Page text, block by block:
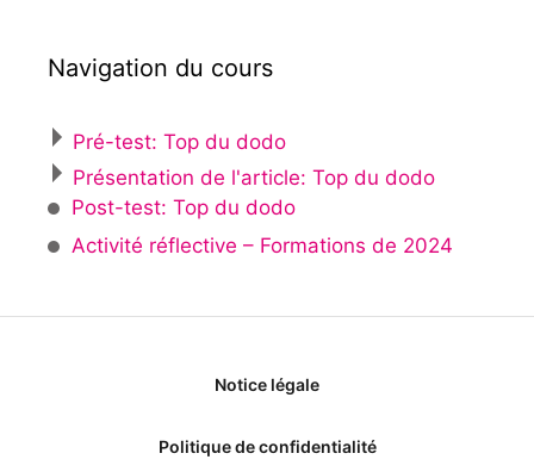
Navigation du cours
Pré-test: Top du dodo
Présentation de l'article: Top du dodo
Post-test: Top du dodo
Activité réflective – Formations de 2024
Notice légale
Politique de confidentialité